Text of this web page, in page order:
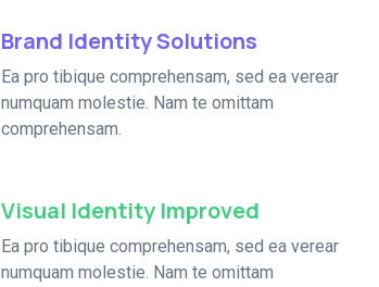
Brand Identity Solutions
Ea pro tibique comprehensam, sed ea verear
numquam molestie. Nam te omittam
comprehensam.
Visual Identity Improved
Ea pro tibique comprehensam, sed ea verear
numquam molestie. Nam te omittam